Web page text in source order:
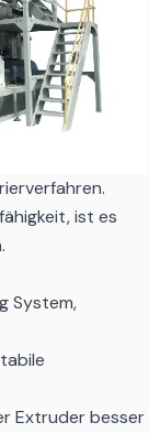
ist es
System,
Extruder besser